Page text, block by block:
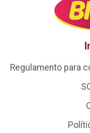
Regulamento para